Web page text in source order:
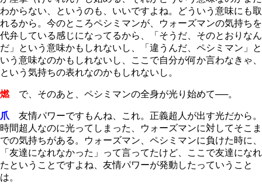
わからない、というのも、いいですよね。どういう意味にも取
れるから。今のところペシミマンが、ウォーズマンの気持ちを
代弁している感じになってるから、「そうだ、そのとおりなん
だ」という意味かもしれないし、「違うんだ、ペシミマン」と
いう意味なのかもしれないし、ここで自分が何か言わなきゃ、
という気持ちの表れなのかもしれないし。
燃で、そのあと、ペシミマンの全身が光り始めて──。
爪 友情パワーですもんね、これ。正義超人が出す光だから。
時間超人なのに光ってしまった、ウォーズマンに対してそこま
での気持ちがある。ウォーズマン、ペシミマンに負けた時に、
「友達になれなかった」って言ってたけど、ここで友達になれ
たということですよね、友情パワーが発動したっていうこと
は。